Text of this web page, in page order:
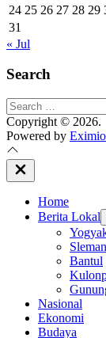
24 25 26 27 28 29
31
« Jul
Search
Search
for:
Copyright © 2026.
Powered by
Close
Off
Home
Berita Lokal
Sleman
Bantul
Nasional
Ekonomi
Budaya